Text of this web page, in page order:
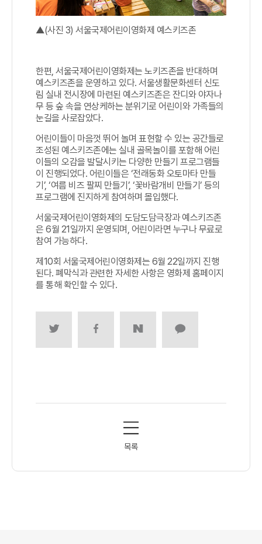
▲(사진 3) 서울국제어린이영화제 예스키즈존
한편, 서울국제어린이영화제는 노키즈존을 반대하며
예스키즈존을 운영하고 있다. 서울생활문화센터 신도
림 실내 전시장에 마련된 예스키즈존은 잔디와 야자나
무 등 숲 속을 연상케하는 분위기로 어린이와 가족들의
눈길을 사로잡았다.
어린이들이 마음껏 뛰어 놀며 표현할 수 있는 공간들로
조성된 예스키즈존에는 실내 골목놀이를 포함해 어린
이들의 오감을 발달시키는 다양한 만들기 프로그램들
이 진행되었다. 어린이들은 ‘전래동화 오토마타 만들
기’, ‘여름 비즈 팔찌 만들기’, ‘꽃바람개비 만들기’ 등의
프로그램에 진지하게 참여하며 몰입했다.
서울국제어린이영화제의 도담도담극장과 예스키즈존
은 6월 21일까지 운영되며, 어린이라면 누구나 무료로
참여 가능하다.
제10회 서울국제어린이영화제는 6월 22일까지 진행
된다. 폐막식과 관련한 자세한 사항은 영화제 홈페이지
를 통해 확인할 수 있다. ​
목록